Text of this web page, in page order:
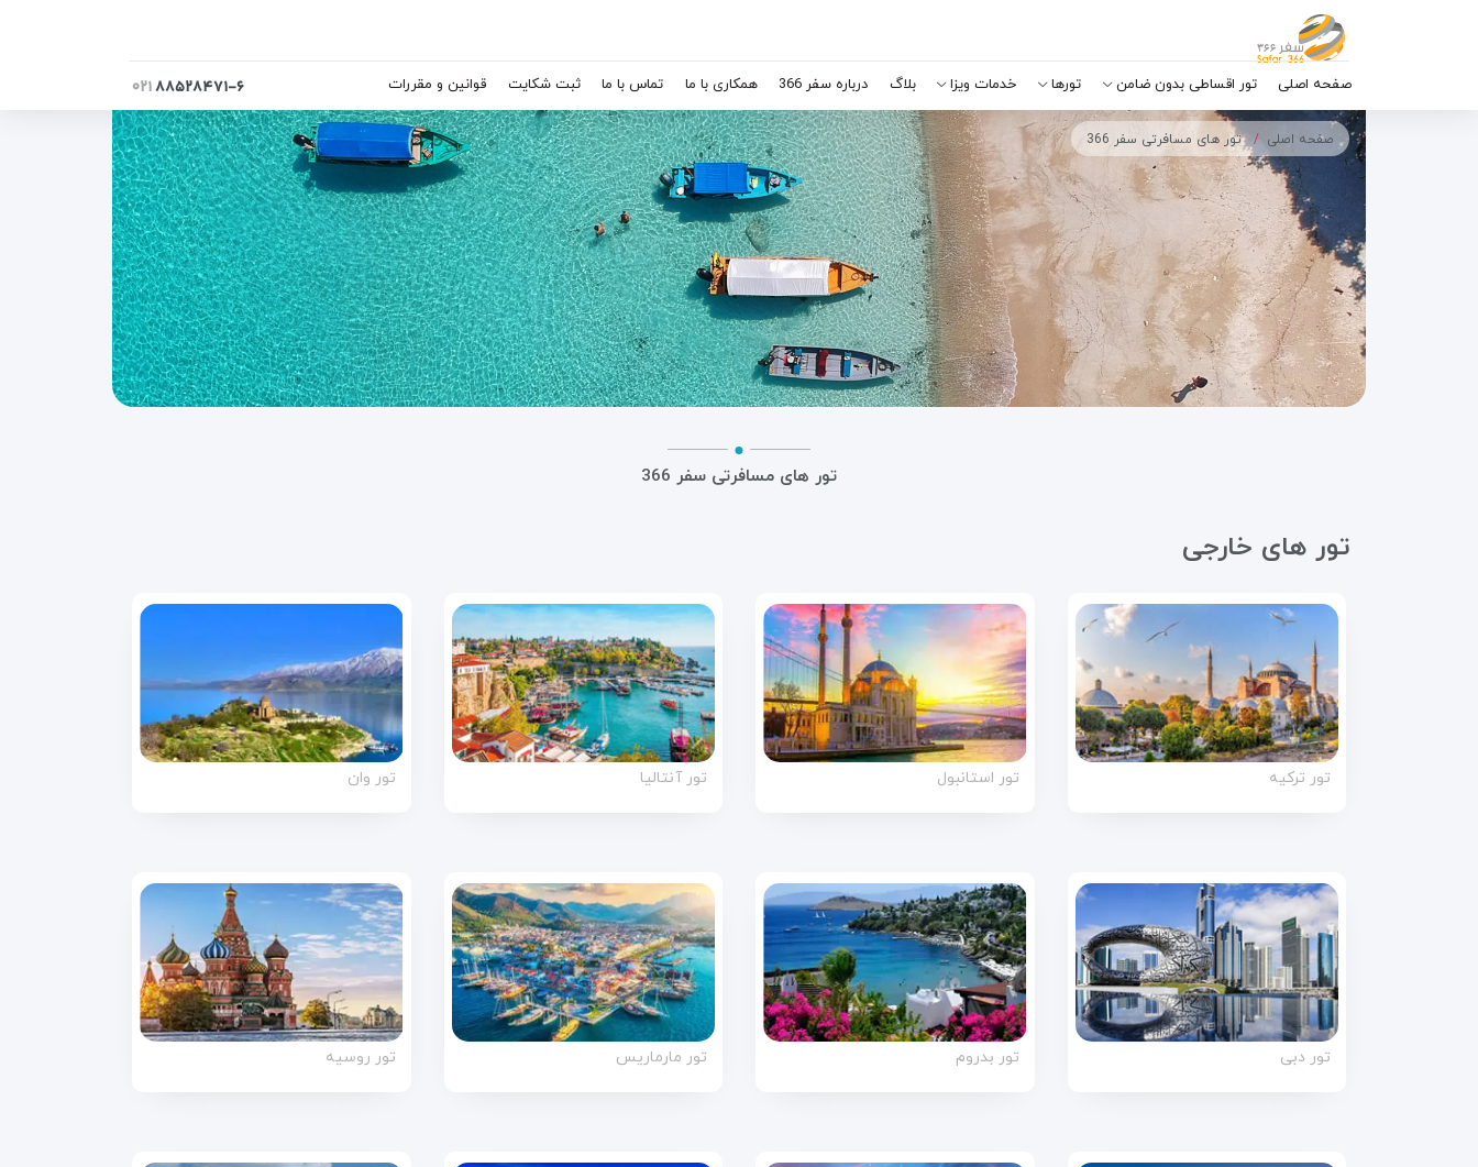
صفحه اصلی تور اقساطی بدون ضامن تورها خدمات ویزا بلاگ درباره سفر 366 همکاری با ما تماس با ما ثبت شکایت قوانین و مقررات ۸۸۵۲۸۴۷۱-۶۰۲۱
صفحه اصلی تور های مسافرتی سفر 366
تور های مسافرتی سفر 366
تور های خارجی
تور ترکیه تور استانبول تور آنتالیا تور وان
تور دبی تور بدروم تور مارماریس تور روسیه